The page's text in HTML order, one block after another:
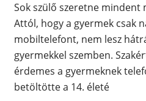
Sok szülő szeretne mindent
Attól, hogy a gyermek csak
mobiltelefont, nem lesz
gyermekkel szemben.
érdemes a gyermeknek
betöltötte a 14. életé